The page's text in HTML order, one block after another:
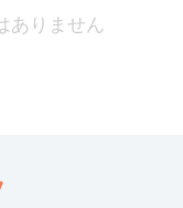
ありません